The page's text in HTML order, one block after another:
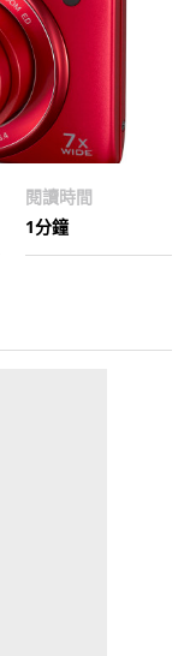
閱讀時間
1分鐘